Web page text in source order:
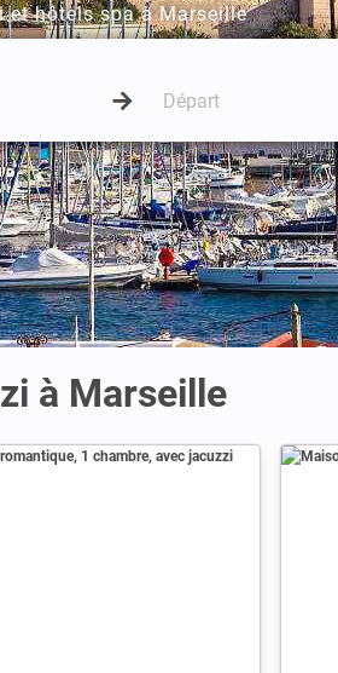
et hôtels spa à Marseille
à Marseille